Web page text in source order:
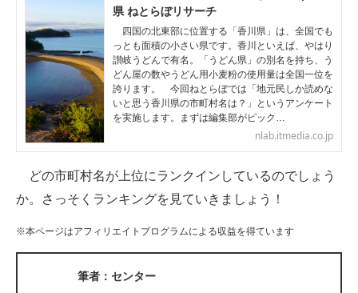
企業ITのトレンドを詳説
経営リーダーのコミュニティ
マーケ×ITの今がよく分かる
ITエンジニア向け専門サイト
企業向けIT製品の総合サイト
IT製品の技術・比較・事例
製造業のIT導入・活用を支援
モノづくり技術者専門サイト
県 ねとらぼリサーチ
四国の北東部に位置する「香川県」は、全国でも
っとも面積の小さい県です。香川といえば、やはり
讃岐うどんで有名。「うどん県」の別名を持ち、う
どん屋の数やうどん用小麦粉の使用量は全国一位を
誇ります。 今回ねとらぼでは「地元民しか読めな
いと思う香川県の市町村名は？」というアンケート
を実施します。まずは編集部がピック…
nlab.itmedia.co.jp
どの市町村名が上位にランクインしているのでしょう
か。さっそくランキングを見ていきましょう！
※本ページはアフィリエイトプログラムによる収益を得ています
筆者：センター